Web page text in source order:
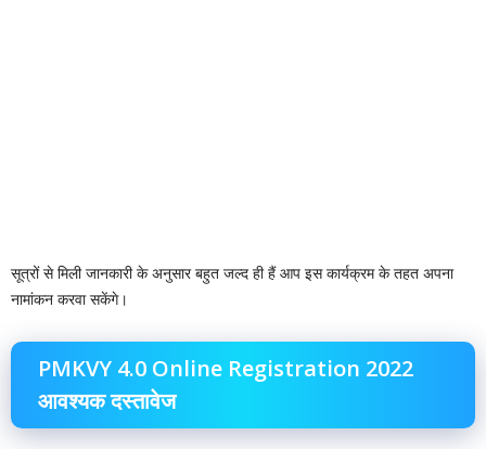
सूत्रों से मिली जानकारी के अनुसार बहुत जल्द ही हैं आप इस कार्यक्रम के तहत अपना
नामांकन करवा सकेंगे।
PMKVY 4.0 Online Registration 2022
आवश्यक दस्तावेज